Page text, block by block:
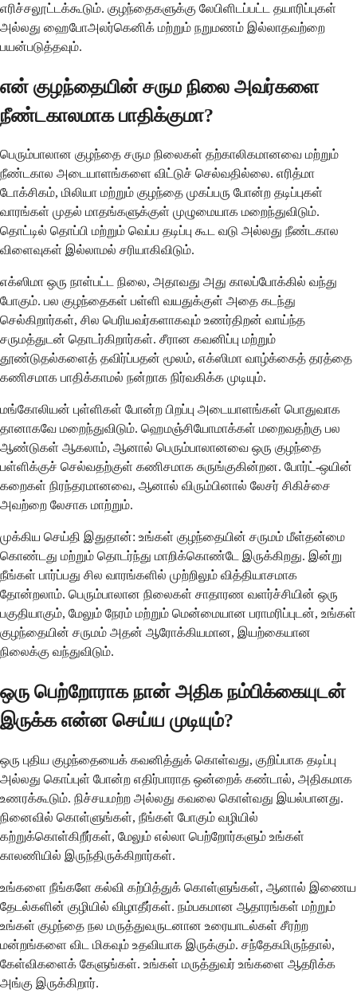
எரிச்சலூட்டக்கூடும். குழந்தைகளுக்கு லேபிளிடப்பட்ட தயாரிப்புகள்
அல்லது ஹைபோஅலர்கெனிக் மற்றும் நறுமணம் இல்லாதவற்றை
பயன்படுத்தவும்.
என் குழந்தையின் சரும நிலை அவர்களை
நீண்டகாலமாக பாதிக்குமா?
பெரும்பாலான குழந்தை சரும நிலைகள் தற்காலிகமானவை மற்றும்
நீண்டகால அடையாளங்களை விட்டுச் செல்வதில்லை. எரித்மா
டோக்சிகம், மிலியா மற்றும் குழந்தை முகப்பரு போன்ற தடிப்புகள்
வாரங்கள் முதல் மாதங்களுக்குள் முழுமையாக மறைந்துவிடும்.
தொட்டில் தொப்பி மற்றும் வெப்ப தடிப்பு கூட வடு அல்லது நீண்டகால
விளைவுகள் இல்லாமல் சரியாகிவிடும்.
எக்ஸிமா ஒரு நாள்பட்ட நிலை, அதாவது அது காலப்போக்கில் வந்து
போகும். பல குழந்தைகள் பள்ளி வயதுக்குள் அதை கடந்து
செல்கிறார்கள், சில பெரியவர்களாகவும் உணர்திறன் வாய்ந்த
சருமத்துடன் தொடர்கிறார்கள். சீரான கவனிப்பு மற்றும்
தூண்டுதல்களைத் தவிர்ப்பதன் மூலம், எக்ஸிமா வாழ்க்கைத் தரத்தை
கணிசமாக பாதிக்காமல் நன்றாக நிர்வகிக்க முடியும்.
மங்கோலியன் புள்ளிகள் போன்ற பிறப்பு அடையாளங்கள் பொதுவாக
தானாகவே மறைந்துவிடும். ஹெமஞ்சியோமாக்கள் மறைவதற்கு பல
ஆண்டுகள் ஆகலாம், ஆனால் பெரும்பாலானவை ஒரு குழந்தை
பள்ளிக்குச் செல்வதற்குள் கணிசமாக சுருங்குகின்றன. போர்ட்-ஒயின்
கறைகள் நிரந்தரமானவை, ஆனால் விரும்பினால் லேசர் சிகிச்சை
அவற்றை லேசாக மாற்றும்.
முக்கிய செய்தி இதுதான்: உங்கள் குழந்தையின் சருமம் மீள்தன்மை
கொண்டது மற்றும் தொடர்ந்து மாறிக்கொண்டே இருக்கிறது. இன்று
நீங்கள் பார்ப்பது சில வாரங்களில் முற்றிலும் வித்தியாசமாக
தோன்றலாம். பெரும்பாலான நிலைகள் சாதாரண வளர்ச்சியின் ஒரு
பகுதியாகும், மேலும் நேரம் மற்றும் மென்மையான பராமரிப்புடன், உங்கள்
குழந்தையின் சருமம் அதன் ஆரோக்கியமான, இயற்கையான
நிலைக்கு வந்துவிடும்.
ஒரு பெற்றோராக நான் அதிக நம்பிக்கையுடன்
இருக்க என்ன செய்ய முடியும்?
ஒரு புதிய குழந்தையைக் கவனித்துக் கொள்வது, குறிப்பாக தடிப்பு
அல்லது கொப்புள் போன்ற எதிர்பாராத ஒன்றைக் கண்டால், அதிகமாக
உணரக்கூடும். நிச்சயமற்ற அல்லது கவலை கொள்வது இயல்பானது.
நினைவில் கொள்ளுங்கள், நீங்கள் போகும் வழியில்
கற்றுக்கொள்கிறீர்கள், மேலும் எல்லா பெற்றோர்களும் உங்கள்
காலணியில் இருந்திருக்கிறார்கள்.
உங்களை நீங்களே கல்வி கற்பித்துக் கொள்ளுங்கள், ஆனால் இணைய
தேடல்களின் குழியில் விழாதீர்கள். நம்பகமான ஆதாரங்கள் மற்றும்
உங்கள் குழந்தை நல மருத்துவருடனான உரையாடல்கள் சீரற்ற
மன்றங்களை விட மிகவும் உதவியாக இருக்கும். சந்தேகமிருந்தால்,
கேள்விகளைக் கேளுங்கள். உங்கள் மருத்துவர் உங்களை ஆதரிக்க
அங்கு இருக்கிறார்.